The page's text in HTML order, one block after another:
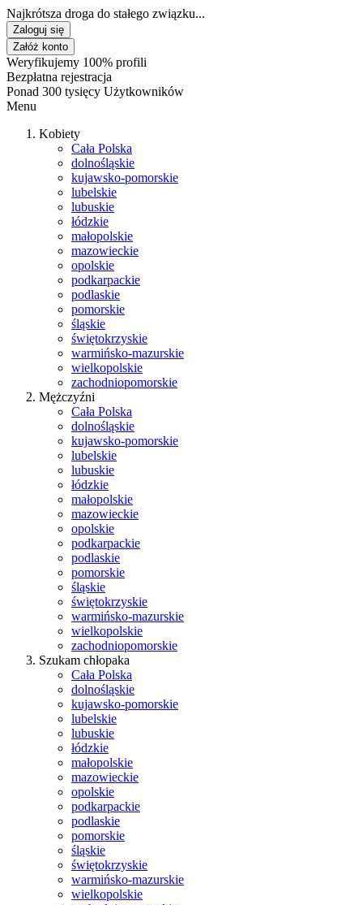
Najkrótsza droga do stałego związku...
Zaloguj się
Załóż konto
Weryfikujemy 100% profili
Bezpłatna rejestracja
Ponad 300 tysięcy Użytkowników
Menu
Kobiety
Cała Polska
dolnośląskie
kujawsko-pomorskie
lubelskie
lubuskie
łódzkie
małopolskie
mazowieckie
opolskie
podkarpackie
podlaskie
pomorskie
śląskie
świętokrzyskie
warmińsko-mazurskie
wielkopolskie
zachodniopomorskie
Mężczyźni
Cała Polska
dolnośląskie
kujawsko-pomorskie
lubelskie
lubuskie
łódzkie
małopolskie
mazowieckie
opolskie
podkarpackie
podlaskie
pomorskie
śląskie
świętokrzyskie
warmińsko-mazurskie
wielkopolskie
zachodniopomorskie
Szukam chłopaka
Cała Polska
dolnośląskie
kujawsko-pomorskie
lubelskie
lubuskie
łódzkie
małopolskie
mazowieckie
opolskie
podkarpackie
podlaskie
pomorskie
śląskie
świętokrzyskie
warmińsko-mazurskie
wielkopolskie